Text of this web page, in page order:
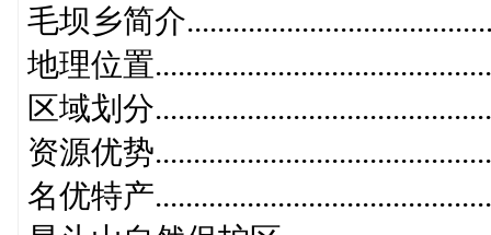
毛坝乡简介
地理位置
区域划分
资源优势
名优特产